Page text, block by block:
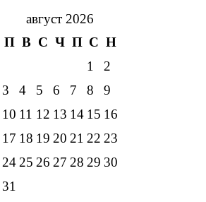
август 2026
П В С Ч П С Н
1
2
3
4 5 6 7 8
9
10 11 12 13 14 15 16
17 18 19 20 21 22 23
2425 26 27 28 29 30
31